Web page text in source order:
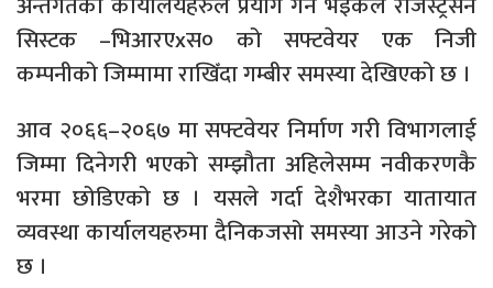
सिस्टक –भिआरएxस० को सफ्टवेयर एक निजी
कम्पनीको जिम्मामा राखिँदा गम्बीर समस्या देखिएको छ ।
आव २०६६–२०६७ मा सफ्टवेयर निर्माण गरी विभागलाई
जिम्मा दिनेगरी भएको सम्झौता अहिलेसम्म नवीकरणकै
भरमा छोडिएको छ । यसले गर्दा देशैभरका यातायात
व्यवस्था कार्यालयहरुमा दैनिकजसो समस्या आउने गरेको
छ ।